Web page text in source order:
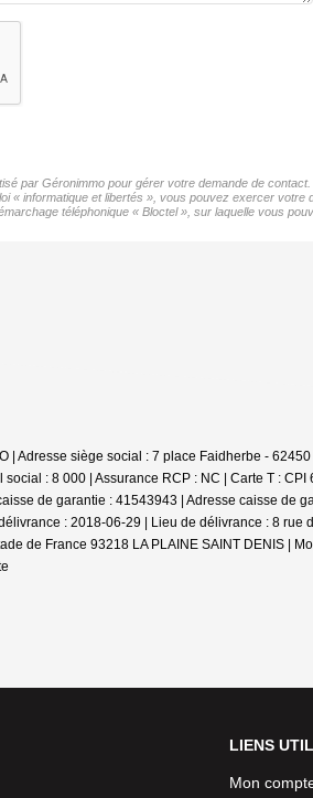
par Géronimmo pour gérer votre demande de
« informatique et libertés », vous pouvez exercer
téléphonique « Bloctel », sur laquelle vous
Adresse siège social : 7 place Faidherbe -
: 8 000 | Assurance RCP : NC | Carte T :
de garantie : 41543943 | Adresse caisse
: 2018-06-29 | Lieu de délivrance : 8
de France 93218 LA PLAINE SAINT DENIS |
LIENS
Mon